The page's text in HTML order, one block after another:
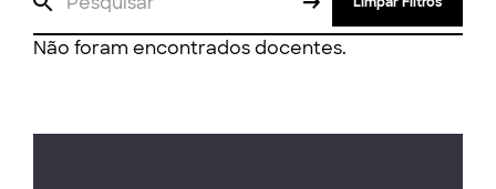
Não foram encontrados docentes.